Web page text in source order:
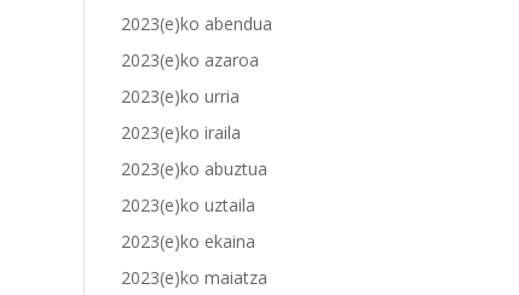
2023(e)ko abendua
2023(e)ko azaroa
2023(e)ko urria
2023(e)ko iraila
2023(e)ko abuztua
2023(e)ko uztaila
2023(e)ko ekaina
2023(e)ko maiatza